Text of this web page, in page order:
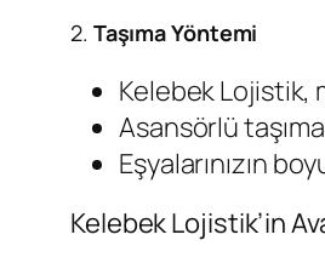
2. Taşıma Yöntemi
Kelebek Lojistik,
Asansörlü
Eşyalarınızın
Kelebek Lojistik’in